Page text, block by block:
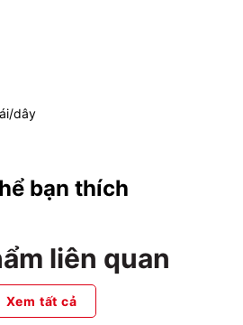
dây
bạn thích
liên quan
Xem tất cả